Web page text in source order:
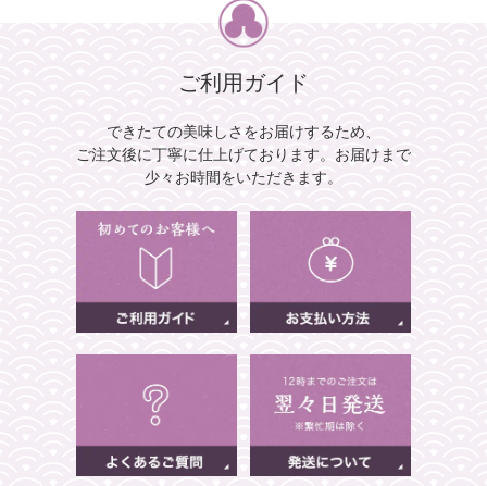
ご利用ガイド
できたての美味しさをお届けするため、
ご注文後に丁寧に仕上げております。 お届けまで
少々お時間をいただきます。